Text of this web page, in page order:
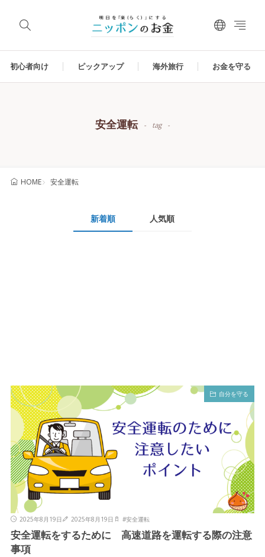
初心者向け ピックアップ 海外旅行 お金を守る
安全運転 tag
HOME 安全運転
新着順 人気順
自分を守る
2025年8月19日 2025年8月19日 #安全運転
安全運転をするために 高速道路を運転する際の注意
事項